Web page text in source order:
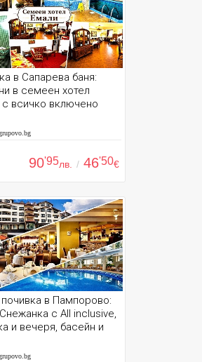
в Сапарева баня:
в семеен хотел
всичко включено
90'95лв. / 46'50€
в Пампорово:
с All inclusive,
и вечеря, басейн и